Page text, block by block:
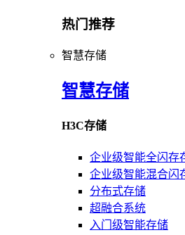
热门推荐
智慧存储
智慧存储
H3C存储
企业级智能全闪存
企业级智能混合闪
分布式存储
超融合系统
入门级智能存储